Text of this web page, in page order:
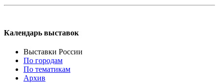
Календарь выставок
Выставки России
По городам
По тематикам
Архив